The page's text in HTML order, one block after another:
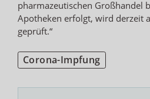
pharmazeutischen Großhandel
Apotheken erfolgt, wird derzeit
geprüft.“
Corona-Impfung